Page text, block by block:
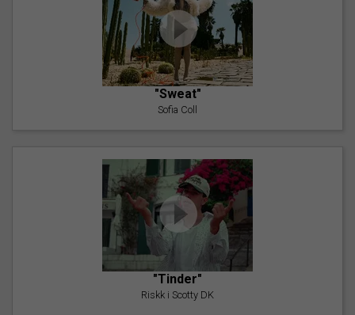
"Sweat"
Sofia Coll
"Tinder"
Riskk i Scotty DK